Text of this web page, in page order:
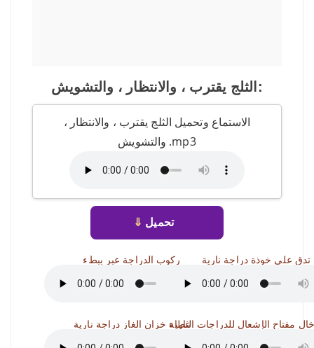
الثلج يقترب ، والانتظار ، والتشويش:
الاستماع وتحميل الثلج يقترب ، والانتظار ،
والتشويش .mp3
⇓ تحميل
ركوب الدراجة عبر ببطء
غطاء خزان الغاز دراجة نارية
تدق على خوذة دراجة نارية